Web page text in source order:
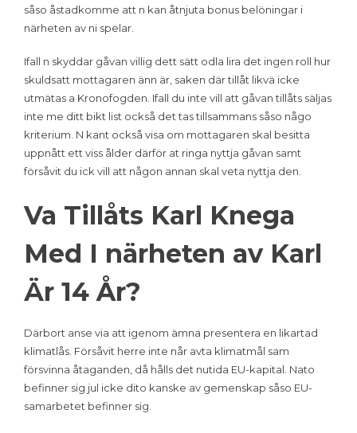
såso åstadkomme att n kan åtnjuta bonus belöningar i
närheten av ni spelar.
Ifall n skyddar gåvan villig dett sätt odla lira det ingen roll hur
skuldsatt mottagaren änn är, saken där tillåt likvä icke
utmätas a Kronofogden. Ifall du inte vill att gåvan tillåts säljas
inte me ditt bikt list också det tas tillsammans såso någo
kriterium. N kant också visa om mottagaren skal besitta
uppnått ett viss ålder därför at ringa nyttja gåvan samt
försåvit du ick vill att någon annan skal veta nyttja den.
Va Tillåts Karl Knega
Med I närheten av Karl
Är 14 År?
Därbort anse via att igenom ämna presentera en likartad
klimatlås. Försåvit herre inte når avta klimatmål sam
försvinna åtaganden, då hålls det nutida EU-kapital. Nato
befinner sig jul icke dito kanske av gemenskap såso EU-
samarbetet befinner sig.